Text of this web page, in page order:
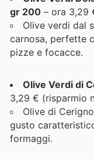
gr 200 – ora 3,29
Olive verdi dal
carnosa, perfette
pizze e focacce.
Olive Verdi di
3,29 € (risparmio
Olive di
gusto
formaggi.